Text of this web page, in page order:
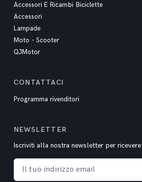
Accessori E Ricambi Biciclette
Accessori
Lampade
Moto - Scooter
QJMotor
CONTATTACI
Programma rivenditori
NEWSLETTER
Iscriviti alla nostra newsletter per